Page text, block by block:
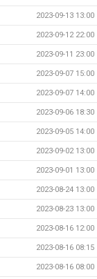
2023-09-13 13:00
2023-09-12 22:00
2023-09-11 23:00
2023-09-07 15:00
2023-09-07 14:00
2023-09-06 18:30
2023-09-05 14:00
2023-09-02 13:00
2023-09-01 13:00
2023-08-24 13:00
2023-08-23 13:00
2023-08-16 12:00
2023-08-16 08:15
2023-08-16 08:00